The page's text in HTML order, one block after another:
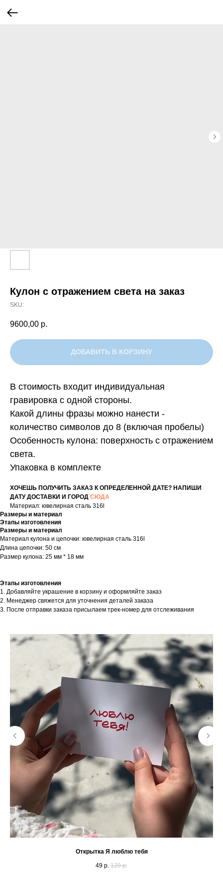
Кулон с отражением света на заказ
SKU:
9600,00 р.
ДОБАВИТЬ В КОРЗИНУ
В стоимость входит индивидуальная
гравировка с одной стороны.
Какой длины фразы можно нанести -
количество символов до 8 (включая пробелы)
Особенность кулона: поверхность с отражением
света.
Упаковка в комплекте
ХОЧЕШЬ ПОЛУЧИТЬ ЗАКАЗ К ОПРЕДЕЛЕННОЙ ДАТЕ? НАПИШИ
ДАТУ ДОСТАВКИ И ГОРОД СЮДА
Материал: ювелирная сталь 316l
Размеры и материал
Этапы изготовления
Размеры и материал
Материал кулона и цепочки: ювелирная сталь 316l
Длина цепочки: 50 см
Размер кулона: 25 мм * 18 мм
Этапы изготовления
1. Добавляйте украшение в корзину и оформляйте заказ
2. Менеджер свяжется для уточнения деталей заказа
3. После отправки заказа присылаем трек-номер для отслеживания
Открытка Я люблю тебя
49 р. 129 р.